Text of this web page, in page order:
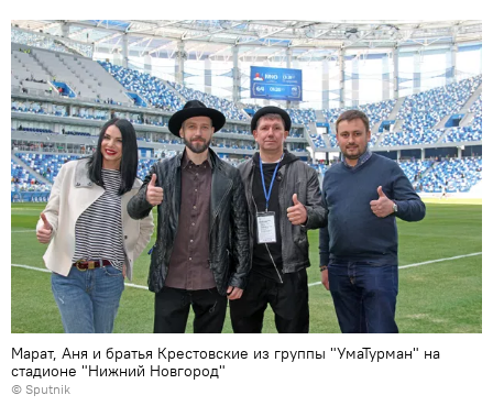
Марат, Аня и братья Крестовские из группы "УмаТурман" на
стадионе "Нижний Новгород"
© Sputnik